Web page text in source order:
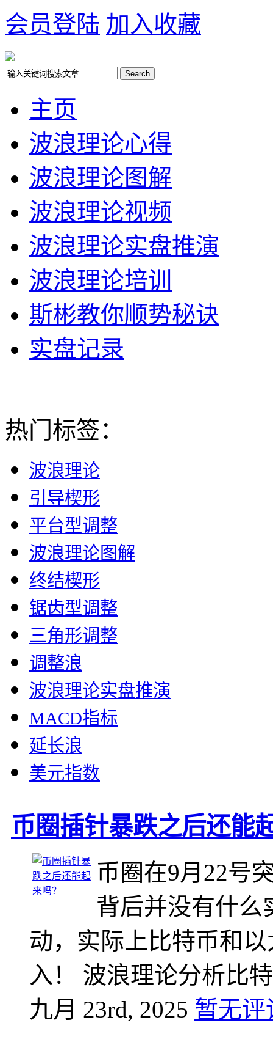
会员登陆 加入收藏
主页
波浪理论心得
波浪理论图解
波浪理论视频
波浪理论实盘推演
波浪理论培训
斯彬教你顺势秘诀
实盘记录
热门标签：
波浪理论
引导楔形
平台型调整
波浪理论图解
终结楔形
锯齿型调整
三角形调整
调整浪
波浪理论实盘推演
MACD指标
延长浪
美元指数
币圈插针暴跌之后还能
币圈在9月22号
背后并没有什么
动，实际上比特币和
入！ 波浪理论分析比
九月 23rd, 2025 暂无评